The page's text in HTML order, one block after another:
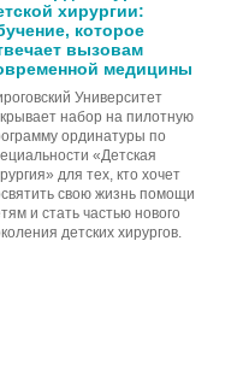
хирургии:
которое
вызовам
медицины
Университет
набор на пилотную
ординатуры по
«Детская
для тех, кто хочет
свою жизнь помощи
и стать частью нового
детских хирургов.